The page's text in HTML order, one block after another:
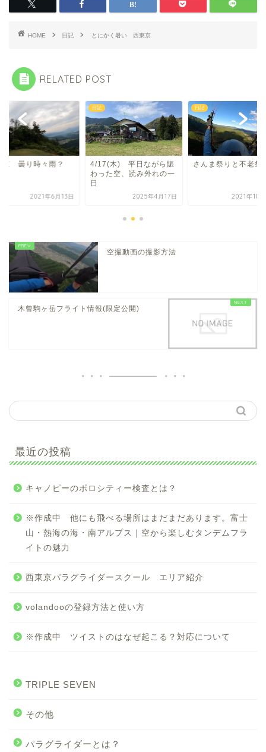
HOME 日記 とにかく暑い 西東京
RELATED POST
京 曇り時々雨？
2021年6月13日
日記
4/17(木) 平日ながら賑
わった空、読み外れの一
日
2025年4月17日
日記
さんま祭りと不老祭
2021年10
空撮動画の撮影方法
木曾駒ヶ岳フライト情報(限定公開)
最近の投稿
キャノピーのポロシティー検査とは？
※作成中 他にも飛べる場所はまだまだあります。富士
山・熱海の海・南アルプス｜空から楽しむタンデムフラ
イトの魅力
西東京パラグライダースクール エリア紹介
volandooの登録方法と使い方
※作成中 ツイストのはなぜ起こる？対応について
TRIPLE SEVEN
その他
パラグライダーとは？